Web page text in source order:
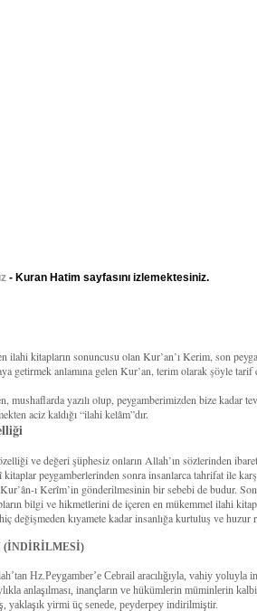
- Kuran Hatim sayfasını izlemektesiniz.
ilahi kitapların sonuncusu olan Kur’an’ı Kerim, son
getirmek anlamına gelen Kur’an, terim olarak şöyle tarif
mushaflarda yazılı olup, peygamberimizden bize kadar
aciz kaldığı “ilahi kelâm”dır.
ve değeri şüphesiz onların Allah’ın sözlerinden
peygamberlerinden sonra insanlarca tahrifat ile
ı Kerîm’in gönderilmesinin bir sebebi de budur.
bilgi ve hikmetlerini de içeren en mükemmel ilahi
değişmeden kıyamete kadar insanlığa kurtuluş ve huzur
(İNDİRİLMESİ)
Hz.Peygamber’e Cebrail aracılığıyla, vahiy yoluyla
anlaşılması, inançların ve hükümlerin müminlerin
yaklaşık yirmi üç senede, peyderpey indirilmiştir.